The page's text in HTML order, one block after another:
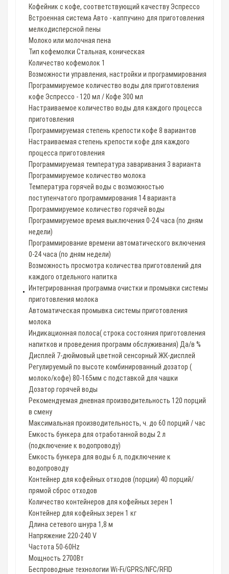
Кофейник с кофе, соответствующий качеству Эспрессо
Встроенная система Авто - каппучино для приготовления
мелкодисперсной пены
Молоко или молочная пена
Тип кофемолки Стальная, коническая
Количество кофемолок 1
Возможности управления, настройки и программирования
Программируемое количество воды для приготовления
кофе Эспрессо - 120 мл / Кофе 300 мл
Настраиваемое количество воды для каждого процесса
приготовления
Программируемая степень крепости кофе 8 вариантов
Настраиваемая степень крепости кофе для каждого
процесса приготовления
Программируемая температура заваривания 3 варианта
Программируемое количество молока
Температура горячей воды с возможностью
поступенчатого программирования 14 варианта
Программируемое количество горячей воды
Программируемое время выключения 0-24 часа (по дням
недели)
Программирование времени автоматического включения
0-24 часа (по дням недели)
Возможность просмотра количества приготовлений для
каждого отдельного напитка
Интегрированная программа очистки и промывки системы
приготовления молока
Автоматическая промывка системы приготовления
молока
Индикационная полоса( строка состояния приготовления
напитков и проведения программ обслуживания) Да/в %
Дисплей 7-дюймовый цветной сенсорный ЖК-дисплей
Pегулируемый по высоте комбинированный дозатор (
молоко/кофе) 80-165мм с подставкой для чашки
Дозатор горячей воды
Рекомендуемая дневная производительность 120 порций
в смену
Максимальная производительность, ч. до 60 порций / час
Емкость бункера для отработанной воды 2 л
(подключение к водопроводу)
Емкость бункера для воды 6 л, подключение к
водопроводу
Контейнер для кофейных отходов (порции) 40 порций/
прямой сброс отходов
Количество контейнеров для кофейных зерен 1
Контейнер для кофейных зерен 1 кг
Длина сетевого шнура 1,8 м
Напряжение 220-240 V
Частота 50-60Hz
Мощность 2700Вт
Беспроводные технологии Wi-Fi/GPRS/NFC/RFID